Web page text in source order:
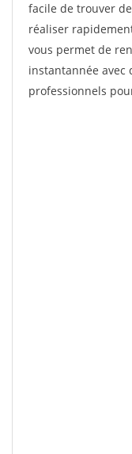
facile de trouver
réaliser
vous permet de
instantannée avec
professionnels